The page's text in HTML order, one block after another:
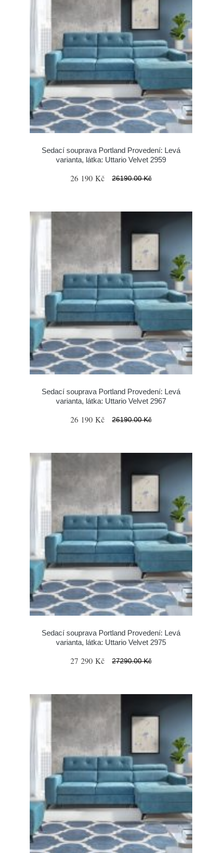
Sedací souprava Portland Provedení: Levá
varianta, látka: Uttario Velvet 2959
26 190 Kč 26190.00 Kč
Sedací souprava Portland Provedení: Levá
varianta, látka: Uttario Velvet 2967
26 190 Kč 26190.00 Kč
Sedací souprava Portland Provedení: Levá
varianta, látka: Uttario Velvet 2975
27 290 Kč 27290.00 Kč